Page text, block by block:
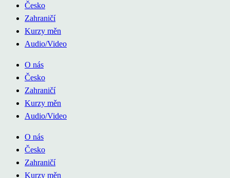
Česko
Zahraničí
Kurzy měn
Audio/Video
O nás
Česko
Zahraničí
Kurzy měn
Audio/Video
O nás
Česko
Zahraničí
Kurzy měn